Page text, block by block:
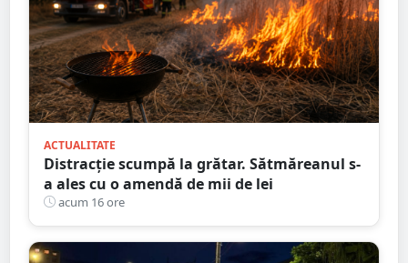
ACTUALITATE
Distracție scumpă la grătar. Sătmăreanul s-
a ales cu o amendă de mii de lei
acum 16 ore